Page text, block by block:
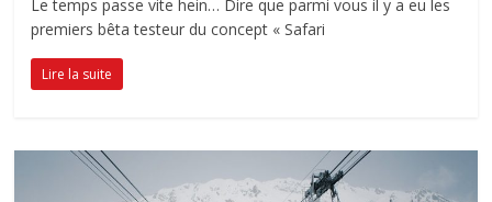
Le temps passe vite hein… Dire que parmi vous il y a eu les
premiers bêta testeur du concept « Safari
Lire la suite